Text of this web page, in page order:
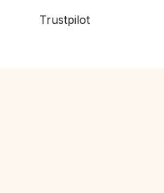
Trustpilot